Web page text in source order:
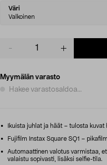
Select
variant
Väri
Valkoinen
Myymälän varasto
Hakee varastosaldoa...
Ikuista juhlat ja häät – tulosta kuvat
Fujifilm Instax Square SQ1 –
Automaattinen valotus varmistaa,
valaistu sopivasti, lisäksi selfie-tila.